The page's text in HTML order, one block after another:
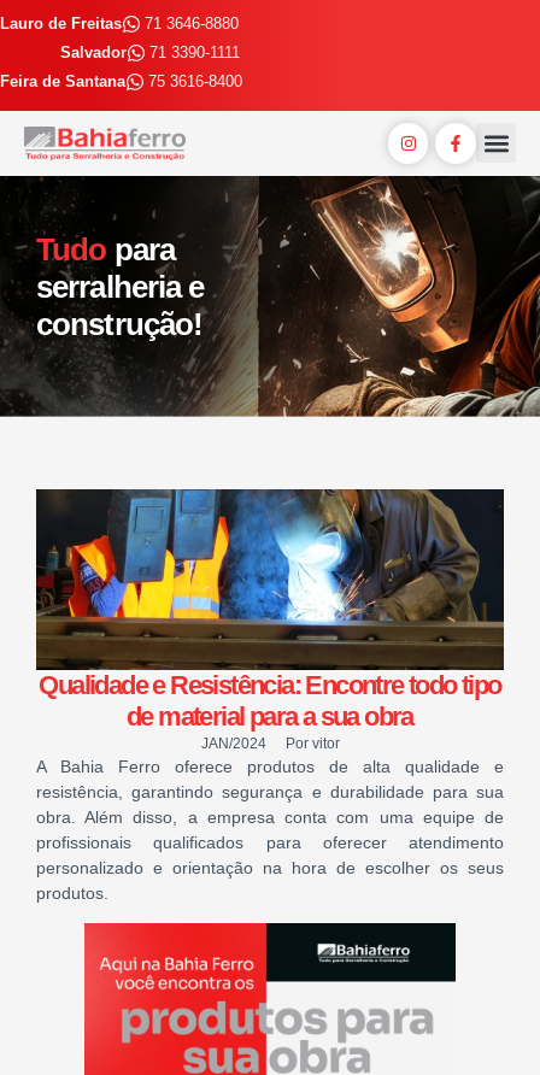
Lauro de Freitas
71 3646-8880
Salvador
71 3390-1111
Feira de Santana
75 3616-8400
Tudo para
serralheria e
construção!
Qualidade e Resistência: Encontre todo tipo
de material para a sua obra
JAN/2024 Porvitor
A Bahia Ferro oferece produtos de alta qualidade e
resistência, garantindo segurança e durabilidade para sua
obra. Além disso, a empresa conta com uma equipe de
profissionais qualificados para oferecer atendimento
personalizado e orientação na hora de escolher os seus
produtos.